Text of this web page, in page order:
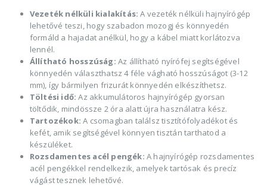
Vezeték nélküli kialakítás: A vezeték nélküli hajnyírógép
lehetővé teszi, hogy szabadon mozogj és könnyedén
formáld a hajadat anélkül, hogy a kábel miatt korlátozva
lennél.
Állítható hosszúság: Az állítható nyírófej segítségével
könnyedén választhatsz 4 féle vágható hosszúságot (3-12
mm), így bármilyen frizurát könnyedén elkészíthetsz.
Töltési idő: Az akkumulátoros hajnyírógép gyorsan
töltődik, mindössze 2 óra alatt újra használatra kész.
Tartozékok: A csomagban találsz tisztítófolyadékot és
kefét, amik segítségével könnyen tisztán tarthatod a
készüléket.
Rozsdamentes acél pengék: A hajnyírógép rozsdamentes
acél pengékkel rendelkezik, amelyek tartósak és precíz
vágást tesznek lehetővé.